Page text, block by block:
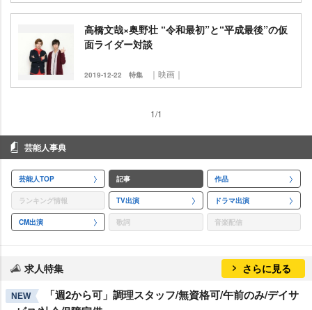
高橋文哉×奥野壮 “令和最初”と“平成最後”の仮
面ライダー対談
2019-12-22 特集 ｜映画｜
1/1
芸能人事典
芸能人TOP 記事 作品
ランキング情報 TV出演 ドラマ出演
CM出演 歌詞 音楽配信
求人特集 さらに見る
NEW
「週2から可」調理スタッフ/無資格可/午前のみ/デイサ